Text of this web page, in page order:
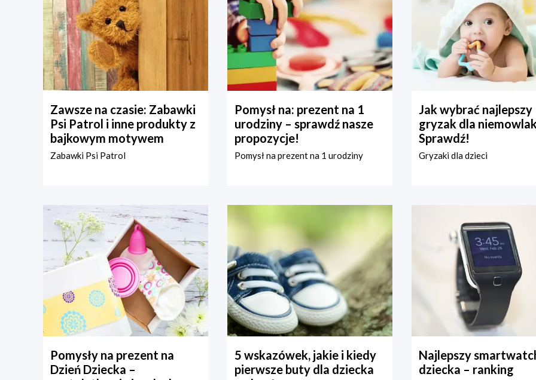
Zawsze na czasie: Zabawki
Psi Patrol i inne produkty z
bajkowym motywem
Zabawki Psi Patrol
Pomysł na: prezent na 1
urodziny – sprawdź nasze
propozycje!
Pomysł na prezent na 1 urodziny
Jak wybrać najlepszy
gryzak dla
Sprawdź!
Gryzaki dla dzieci
Pomysły na prezent na
Dzień Dziecka –
5 wskazówek, jakie i kiedy
pierwsze buty dla dziecka
Najlepszy
dziecka – ranking